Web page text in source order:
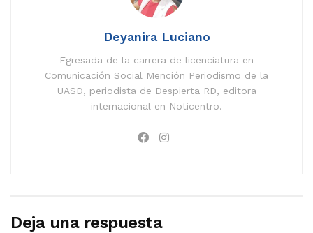
Deyanira Luciano
Egresada de la carrera de licenciatura en
Comunicación Social Mención Periodismo de la
UASD, periodista de Despierta RD, editora
internacional en Noticentro.
Deja una respuesta